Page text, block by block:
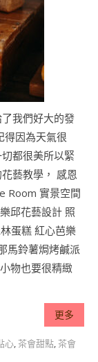
我們好大的發
得因為天氣很
都很美所以緊
藝教學， 感恩
Room 實景空間
邱花藝設計 照
蛋糕 紅心芭樂
馬鈴薯焗烤鹹派
物也要很精緻
更多
心,茶會甜點,茶會